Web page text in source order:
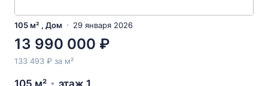
105 м² , Дом 29 января 2026
13 990 000 ₽
133 493 ₽ за м²
105 м² этаж 1